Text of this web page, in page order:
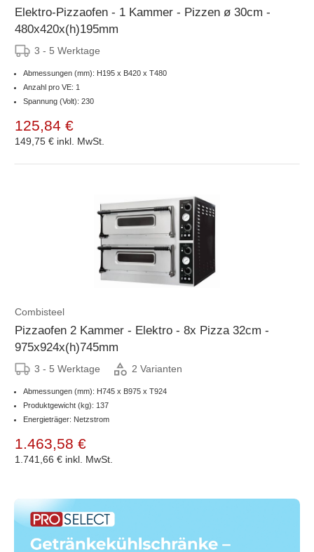
Elektro-Pizzaofen - 1 Kammer - Pizzen ø 30cm -
480x420x(h)195mm
3 - 5 Werktage
Abmessungen (mm): H195 x B420 x T480
Anzahl pro VE: 1
Spannung (Volt): 230
125,84 €
149,75 € inkl. MwSt.
Combisteel
Pizzaofen 2 Kammer - Elektro - 8x Pizza 32cm -
975x924x(h)745mm
3 - 5 Werktage 2 Varianten
Abmessungen (mm): H745 x B975 x T924
Produktgewicht (kg): 137
Energieträger: Netzstrom
1.463,58 €
1.741,66 € inkl. MwSt.